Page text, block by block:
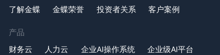
了解金蝶
金蝶荣誉 投资者关系 客户案例
产品
财务云
人力云 企业AI操作系统
企业级AI平台